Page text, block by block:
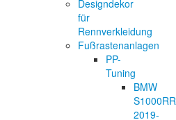
Designdekor
für
Rennverkleidung
Fußrastenanlagen
PP-
Tuning
BMW
S1000RR
2019-